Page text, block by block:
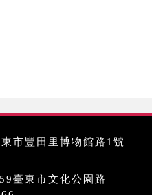
市豐田里博物館路1號
臺東市文化公園路